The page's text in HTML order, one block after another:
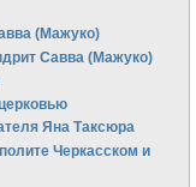
(Мажуко)
Савва (Мажуко)
Яна Таксюра
Черкасском и